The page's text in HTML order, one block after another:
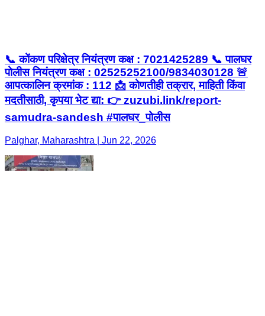
📞 कोंकण परिक्षेत्र नियंत्रण कक्ष : 7021425289 📞 पालघर
पोलीस नियंत्रण कक्ष : 02525252100/9834030128 🚨
आपत्कालिन क्रमांक : 112 📩 कोणतीही तक्रार, माहिती किंवा
मदतीसाठी, कृपया भेट द्या: 👉 zuzubi.link/report-
samudra-sandesh #पालघर_पोलीस
Palghar, Maharashtra | Jun 22, 2026